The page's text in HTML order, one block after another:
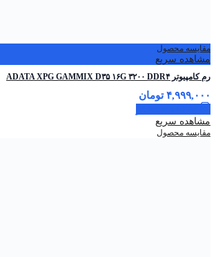
مقایسه محصول
مشاهده سریع
رم کامپیوتر ADATA XPG GAMMIX D۳۵ ۱۶G ۳۲۰۰ DDR۴
۴,۹۹۹,۰۰۰ تومان
مشاهده سریع
مقایسه محصول